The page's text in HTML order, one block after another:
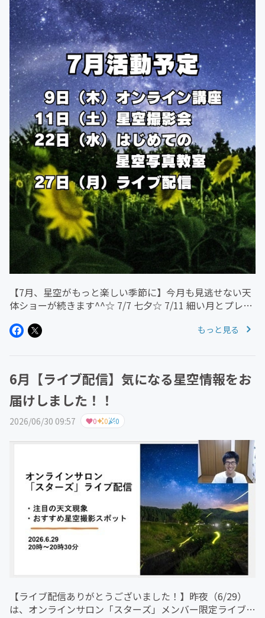
【7月、星空がもっと楽しい季節に】今月も見逃せない天
体ショーが続きます^^☆ 7/7 七夕☆ 7/11 細い月とプレア
「見てみたい！」「写真に撮ってみたい！」そんなワクワ
もっと見る
6月【ライブ配信】気になる星空情報をお
届けしました！！
2026/06/30 09:57 0 0 0
【ライブ配信ありがとうございました！】昨夜（6/29）
は、オンラインサロン「スターズ」メンバー限定ライブ配